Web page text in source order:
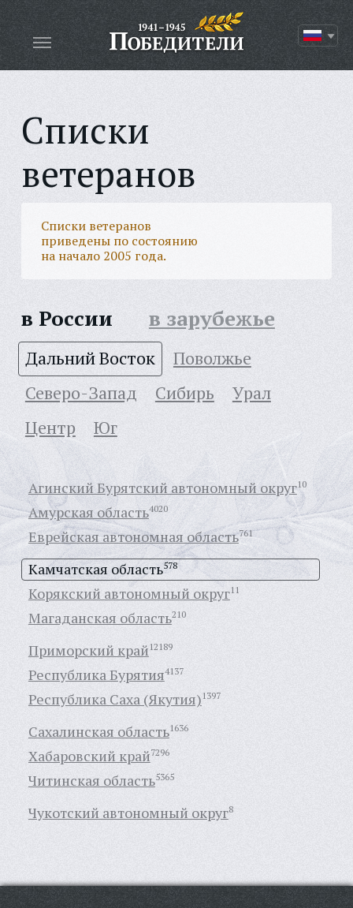
Списки
ветеранов
Списки ветеранов
приведены по состоянию
на начало 2005 года.
в России в зарубежье
Дальний Восток
Поволжье
Северо-Запад
Сибирь
Урал
Центр
Юг
Агинский Бурятский автономный округ10
Амурская область4020
Еврейская автономная область761
Камчатская область578
Корякский автономный округ11
Магаданская область210
Приморский край12189
Республика Бурятия4137
Республика Саха (Якутия)1397
Сахалинская область1636
Хабаровский край7296
Читинская область5365
Чукотский автономный округ8